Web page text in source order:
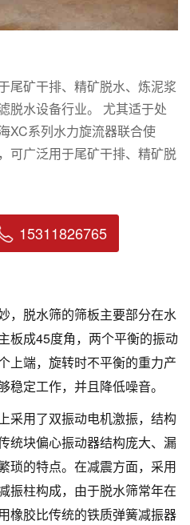
尾矿干排、精矿脱水、炼泥浆
脱水设备行业。 尤其适于处
XC系列水力旋流器联合使
可广泛用于尾矿干排、精矿脱
15311826765
，脱水筛的筛板主要部分在水
板成45度角，两个平衡的振动
上端，旋转时不平衡的重力产
稳定工作，并且降低噪音。
采用了双振动电机激振，结构
统块偏心振动器结构庞大、漏
琐的特点。在减震方面，采用
振柱构成，由于脱水筛常年在
橡胶比传统的铁质弹簧减振器